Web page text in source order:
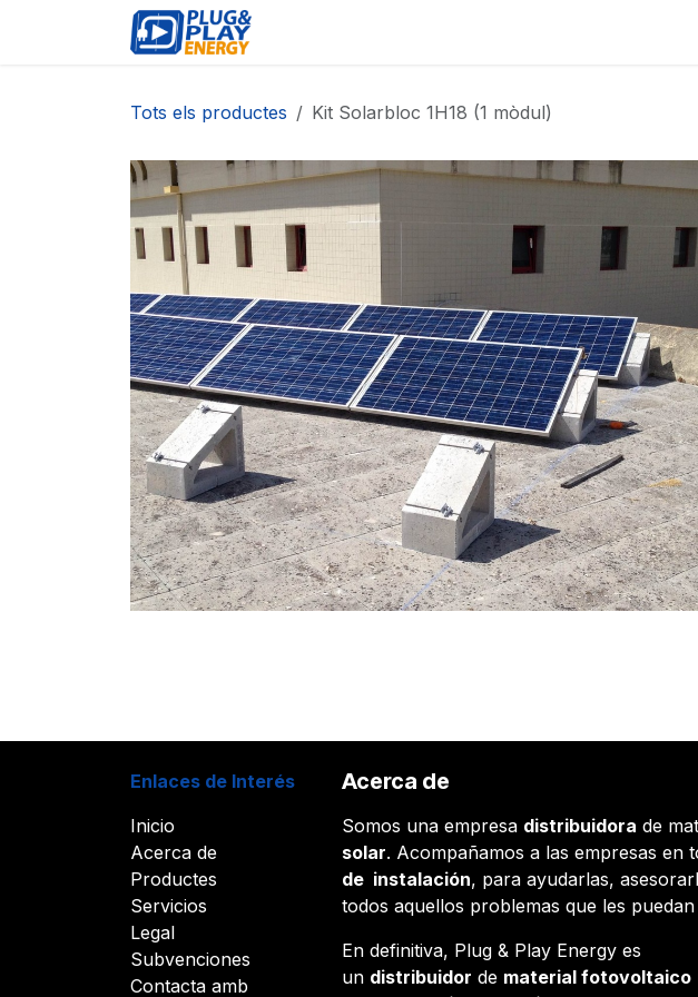
Tots els productes Kit Solarbloc 1H18 (1 mòdul)
Enlaces de Interés
Inicio
Acerca de
Productes
Servicios
Legal
Subvenciones
Contacta amb
Acerca de
Somos una empresa distribuidora de
solar. Acompañamos a las empresas en
de instalación, para ayudarlas,
todos aquellos problemas que les
En definitiva, Plug & Play Energy es
un distribuidor de material fotovoltaico